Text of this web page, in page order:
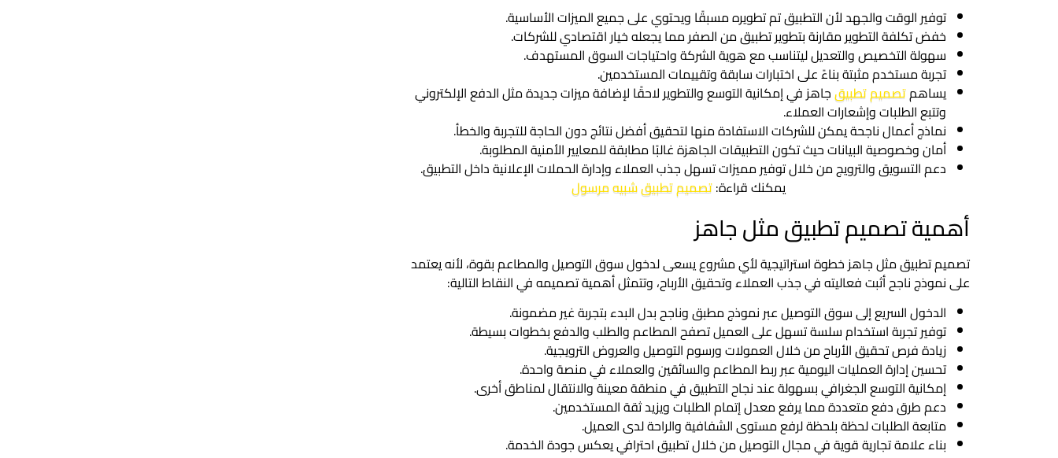
توفير الوقت والجهد لأن التطبيق تم تطويره مسبقًا ويحتوي على جميع الميزات الأساسية.
خفض تكلفة التطوير مقارنة بتطوير تطبيق من الصفر مما يجعله خيار اقتصادي للشركات.
سهولة التخصيص والتعديل ليتناسب مع هوية الشركة واحتياجات السوق المستهدف.
تجربة مستخدم مثبتة بناءً على اختبارات سابقة وتقييمات المستخدمين.
يساهمتصميم تطبيقجاهز في إمكانية التوسع والتطوير لاحقًا لإضافة ميزات جديدة مثل الدفع الإلكتروني
وتتبع الطلبات وإشعارات العملاء.
نماذج أعمال ناجحة يمكن للشركات الاستفادة منها لتحقيق أفضل نتائج دون الحاجة للتجربة والخطأ.
أمان وخصوصية البيانات حيث تكون التطبيقات الجاهزة غالبًا مطابقة للمعايير الأمنية المطلوبة.
دعم التسويق والترويج من خلال توفير مميزات تسهل جذب العملاء وإدارة الحملات الإعلانية داخل التطبيق.
يمكنك قراءة:تصميم تطبيق شبيه مرسول
أهمية تصميم تطبيق مثل جاهز
تصميم تطبيق مثل جاهز خطوة استراتيجية لأي مشروع يسعى لدخول سوق التوصيل والمطاعم بقوة، لأنه يعتمد
على نموذج ناجح أثبت فعاليته في جذب العملاء وتحقيق الأرباح، وتتمثل أهمية تصميمه في النقاط التالية:
الدخول السريع إلى سوق التوصيل عبر نموذج مطبق وناجح بدل البدء بتجربة غير مضمونة.
توفير تجربة استخدام سلسة تسهل على العميل تصفح المطاعم والطلب والدفع بخطوات بسيطة.
زيادة فرص تحقيق الأرباح من خلال العمولات ورسوم التوصيل والعروض الترويجية.
تحسين إدارة العمليات اليومية عبر ربط المطاعم والسائقين والعملاء في منصة واحدة.
إمكانية التوسع الجغرافي بسهولة عند نجاح التطبيق في منطقة معينة والانتقال لمناطق أخرى.
دعم طرق دفع متعددة مما يرفع معدل إتمام الطلبات ويزيد ثقة المستخدمين.
متابعة الطلبات لحظة بلحظة لرفع مستوى الشفافية والراحة لدى العميل.
بناء علامة تجارية قوية في مجال التوصيل من خلال تطبيق احترافي يعكس جودة الخدمة.